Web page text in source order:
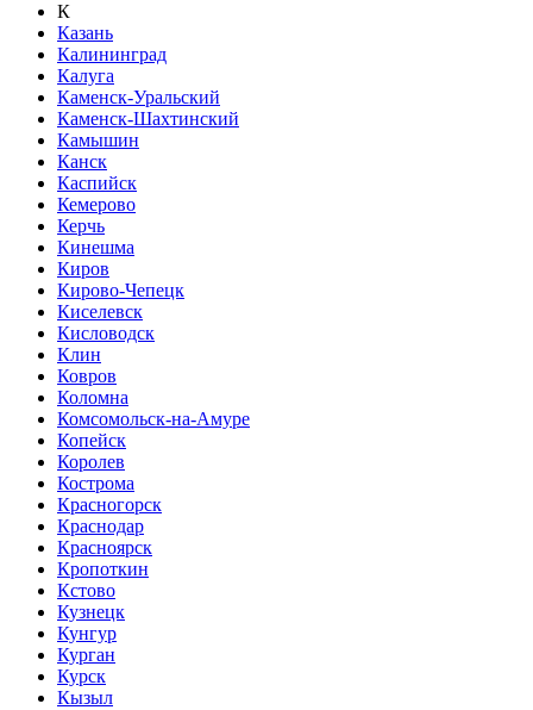
К
Казань
Калининград
Калуга
Каменск-Уральский
Каменск-Шахтинский
Камышин
Канск
Каспийск
Кемерово
Керчь
Кинешма
Киров
Кирово-Чепецк
Киселевск
Кисловодск
Клин
Ковров
Коломна
Комсомольск-на-Амуре
Копейск
Королев
Кострома
Красногорск
Краснодар
Красноярск
Кропоткин
Кстово
Кузнецк
Кунгур
Курган
Курск
Кызыл